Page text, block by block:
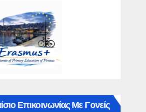
Επικοινωνίας Με Γονείς